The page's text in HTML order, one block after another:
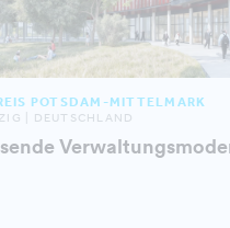
POTSDAM-MITTELMARK
| DEUTSCHLAND